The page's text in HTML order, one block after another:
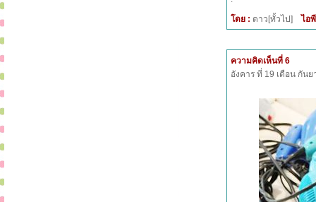
โดย : ดาว[ทั้วไป] ไอ
ความคิดเห็นที่ 6
อังคาร ที่ 19 เดือน กัน